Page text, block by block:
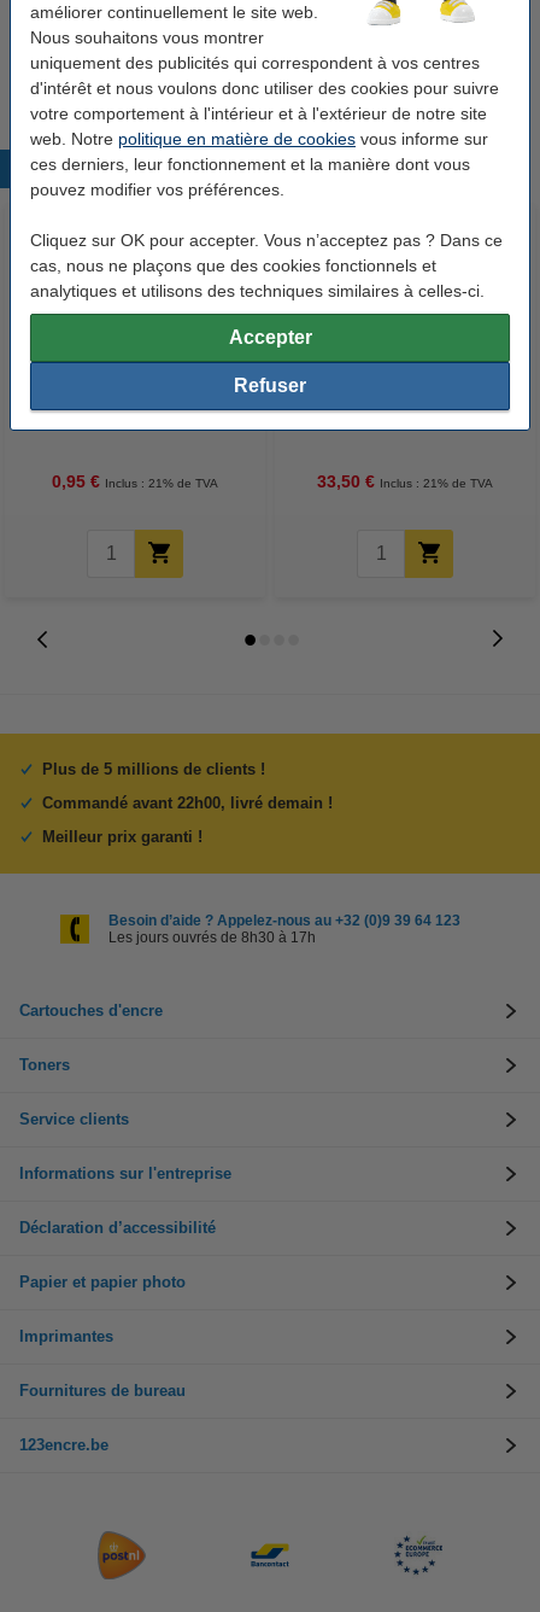
améliorer continuellement le site web.
Nous souhaitons vous montrer
uniquement des publicités qui correspondent à vos centres
d'intérêt et nous voulons donc utiliser des cookies pour suivre
votre comportement à l'intérieur et à l'extérieur de notre site
web. Notre politique en matière de cookies vous informe sur
ces derniers, leur fonctionnement et la manière dont vous
pouvez modifier vos préférences.
Cliquez sur OK pour accepter. Vous n’acceptez pas ? Dans ce
cas, nous ne plaçons que des cookies fonctionnels et
analytiques et utilisons des techniques similaires à celles-ci.
Accepter
Refuser
Offre : 19+1 gratuit 123encre agrafes 24/6
(1000 pièces)
18,05 €
Produits populaires
0,95 € Inclus : 21% de TVA
123encre papier d'impression 1
33,50 € Inclus : 21% de TVA
Plus de 5 millions de clients !
Commandé avant 22h00, livré demain !
Meilleur prix garanti !
Besoin d’aide ? Appelez-nous au +32 (0)9 39 64 123
Les jours ouvrés de 8h30 à 17h
Cartouches d'encre
Toners
Service clients
Informations sur l'entreprise
Déclaration d’accessibilité
Papier et papier photo
Imprimantes
Fournitures de bureau
123encre.be